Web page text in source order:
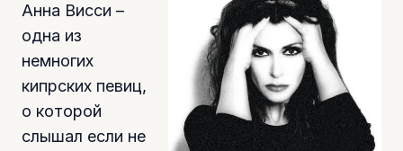
Анна Висси –
одна из
немногих
кипрских певиц,
о которой
слышал если не